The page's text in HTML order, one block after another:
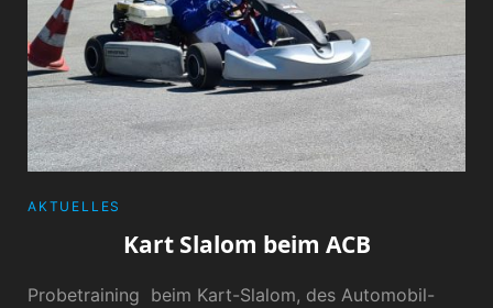
CATEGORIES
AKTUELLES
Kart Slalom beim ACB
Probetraining beim Kart-Slalom, des Automobil-